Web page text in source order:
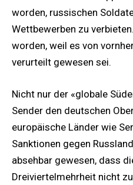
worden, russischen
Wettbewerben zu
worden, weil es von
verurteilt gewesen sei.
Nicht nur der «globale
Sender den deutschen
europäische Länder wie
Sanktionen gegen
absehbar gewesen, dass
Dreiviertelmehrheit nicht